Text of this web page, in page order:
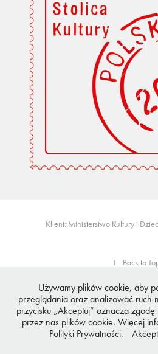
Klient: Ministerstwo Kultury i
↑ Back to
Copyright
Zobacz nasząPolitykę
Używamy plików cookie, aby
przeglądania oraz analizować ruch
przycisku „Akceptuj” oznacza
przez nas plików cookie. Więcej
Polityki Prywatności.